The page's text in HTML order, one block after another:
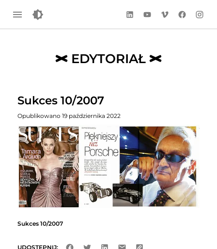
LinkedInYouTubeVimeoFacebook
EDYTORIAŁ
Sukces 10/2007
Opublikowano 19 października 2022
Sukces 10/2007
UDOSTĘPNIJ: